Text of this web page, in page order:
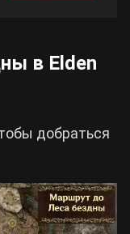
в Elden
добраться